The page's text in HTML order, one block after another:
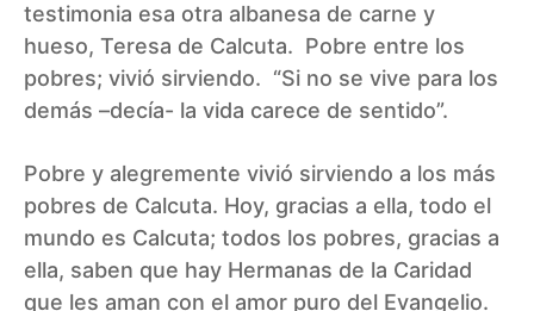
testimonia esa otra albanesa de carne y
hueso, Teresa de Calcuta. Pobre entre los
pobres; vivió sirviendo. “Si no se vive para los
demás –decía- la vida carece de sentido”.
Pobre y alegremente vivió sirviendo a los más
pobres de Calcuta. Hoy, gracias a ella, todo el
mundo es Calcuta; todos los pobres, gracias a
ella, saben que hay Hermanas de la Caridad
que les aman con el amor puro del Evangelio.